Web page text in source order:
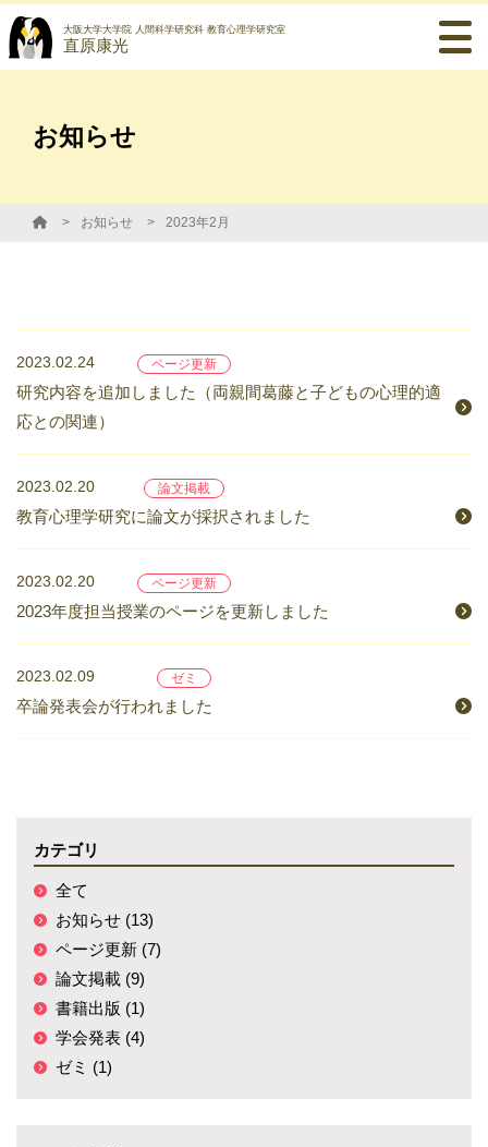
大阪大学大学院 人間科学研究科 教育心理学研究室
直原康光
お知らせ
お知らせ 2023年2月
2023.02.24 ページ更新
研究内容を追加しました（両親間葛藤と子どもの心理的適
応との関連）
2023.02.20 論文掲載
教育心理学研究に論文が採択されました
2023.02.20 ページ更新
2023年度担当授業のページを更新しました
2023.02.09 ゼミ
卒論発表会が行われました
カテゴリ
全て
お知らせ (13)
ページ更新 (7)
論文掲載 (9)
書籍出版 (1)
学会発表 (4)
ゼミ (1)